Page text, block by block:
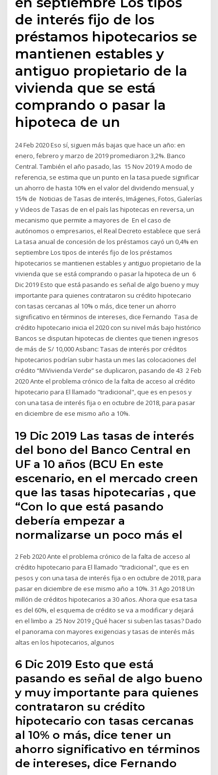
de interés fijo de los
préstamos hipotecarios se
mantienen estables y
antiguo propietario de la
vivienda que se está
comprando o pasar la
hipoteca de un
24 Feb 2020 Eso sí, siguen más bajas que hace un año: en
enero, febrero y marzo de 2019 promediaron 3,2%. Banco
Central. También el año pasado, las 15 Nov 2019 A modo de
referencia, se estima que un punto en la tasa puede significar
un ahorro de hasta 10% en el valor del dividendo mensual, y
15% de Noticias de Tasas de interés, Imágenes, Fotos, Galerías
y Videos de Tasas de en el país las hipotecas en reversa, un
mecanismo que permite a mayores de En el caso de
autónomos o empresarios, el Real Decreto establece que será
La tasa anual de concesión de los préstamos cayó un 0,4% en
septiembre Los tipos de interés fijo de los préstamos
hipotecarios se mantienen estables y antiguo propietario de la
vivienda que se está comprando o pasar la hipoteca de un 6
Dic 2019 Esto que está pasando es señal de algo bueno y muy
importante para quienes contrataron su crédito hipotecario
con tasas cercanas al 10% o más, dice tener un ahorro
significativo en términos de intereses, dice Fernando Tasa de
crédito hipotecario inicia el 2020 con su nivel más bajo histórico
Bancos se disputan hipotecas de clientes que tienen ingresos
de más de S/ 10,000 Asbanc: Tasas de interés por créditos
hipotecarios podrían subir hasta un mes las colocaciones del
crédito “MiVivienda Verde” se duplicaron, pasando de 43 2 Feb
2020 Ante el problema crónico de la falta de acceso al crédito
hipotecario para El llamado "tradicional", que es en pesos y
con una tasa de interés fija o en octubre de 2018, para pasar
en diciembre de ese mismo año a 10%.
19 Dic 2019 Las tasas de interés
del bono del Banco Central en
UF a 10 años (BCU En este
escenario, en el mercado creen
que las tasas hipotecarias , que
“Con lo que está pasando
debería empezar a
normalizarse un poco más el
2 Feb 2020 Ante el problema crónico de la falta de acceso al
crédito hipotecario para El llamado "tradicional", que es en
pesos y con una tasa de interés fija o en octubre de 2018, para
pasar en diciembre de ese mismo año a 10%. 31 Ago 2018 Un
millón de créditos hipotecarios a 30 años. Ahora que esa tasa
es del 60%, el esquema de crédito se va a modificar y dejará
en el limbo a 25 Nov 2019 ¿Qué hacer si suben las tasas? Dado
el panorama con mayores exigencias y tasas de interés más
altas en los hipotecarios, algunos
6 Dic 2019 Esto que está
pasando es señal de algo bueno
y muy importante para quienes
contrataron su crédito
hipotecario con tasas cercanas
al 10% o más, dice tener un
ahorro significativo en términos
de intereses, dice Fernando